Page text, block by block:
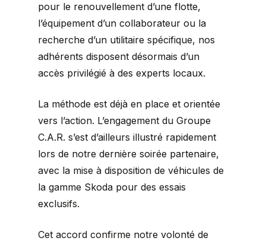
pour le renouvellement d’une flotte,
l’équipement d’un collaborateur ou la
recherche d’un utilitaire spécifique, nos
adhérents disposent désormais d’un
accès privilégié à des experts locaux.
La méthode est déjà en place et orientée
vers l’action. L’engagement du Groupe
C.A.R. s’est d’ailleurs illustré rapidement
lors de notre dernière soirée partenaire,
avec la mise à disposition de véhicules de
la gamme Skoda pour des essais
exclusifs.
Cet accord confirme notre volonté de